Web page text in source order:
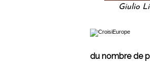
Giulio
du nombre de